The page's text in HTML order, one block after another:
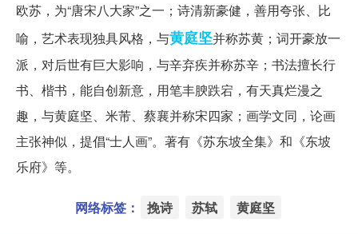
欧苏，为“唐宋八大家”之一；诗清新豪健，善用夸张、比
喻，艺术表现独具风格，与黄庭坚并称苏黄；词开豪放一
派，对后世有巨大影响，与辛弃疾并称苏辛；书法擅长行
书、楷书，能自创新意，用笔丰腴跌宕，有天真烂漫之
趣，与黄庭坚、米芾、蔡襄并称宋四家；画学文同，论画
主张神似，提倡“士人画”。著有《苏东坡全集》和《东坡
乐府》等。
网络标签： 挽诗 苏轼 黄庭坚